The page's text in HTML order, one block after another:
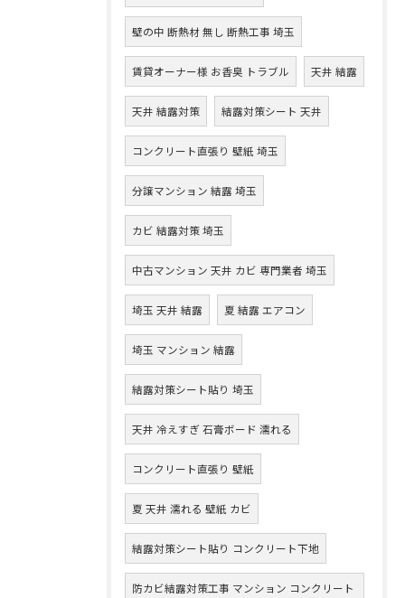
壁の中 断熱材 無し 断熱工事 埼玉
賃貸オーナー様 お香臭 トラブル 天井 結露
天井 結露対策 結露対策シート 天井
コンクリート直張り 壁紙 埼玉
分譲マンション 結露 埼玉
カビ 結露対策 埼玉
中古マンション 天井 カビ 専門業者 埼玉
埼玉 天井 結露 夏 結露 エアコン
埼玉 マンション 結露
結露対策シート貼り 埼玉
天井 冷えすぎ 石膏ボード 濡れる
コンクリート直張り 壁紙
夏 天井 濡れる 壁紙 カビ
結露対策シート貼り コンクリート下地
防カビ結露対策工事 マンション コンクリート